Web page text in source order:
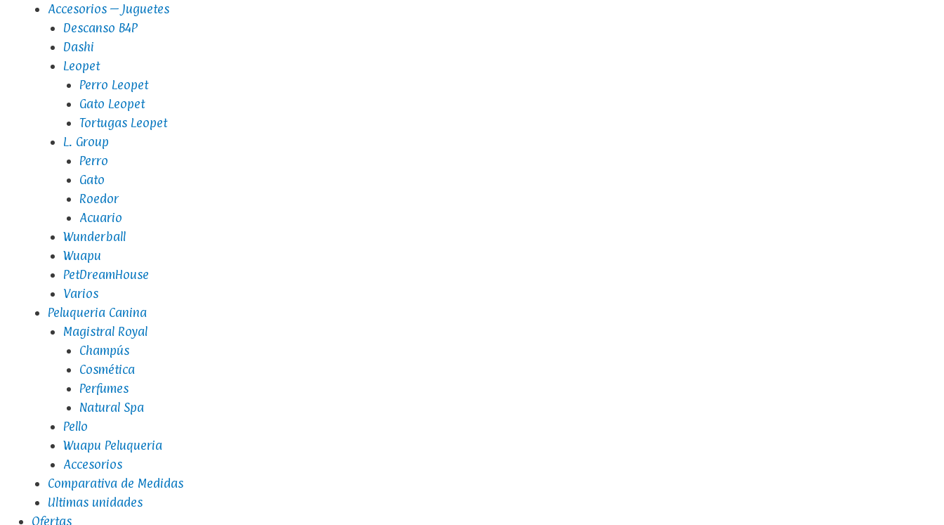
Accesorios – Juguetes
Descanso B4P
Dashi
Leopet
Perro Leopet
Gato Leopet
Tortugas Leopet
L. Group
Perro
Gato
Roedor
Acuario
Wunderball
Wuapu
PetDreamHouse
Varios
Peluqueria Canina
Magistral Royal
Champús
Cosmética
Perfumes
Natural Spa
Pello
Wuapu Peluqueria
Accesorios
Comparativa de Medidas
Ultimas unidades
Ofertas